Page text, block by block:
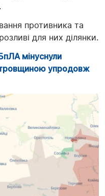
противника та
для них ділянки.
мінуснули
упродовж